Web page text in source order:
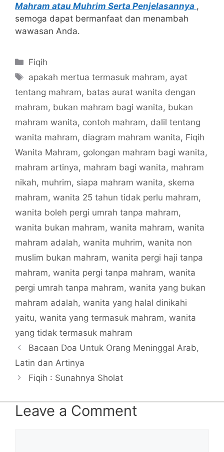
Mahram atau Muhrim Serta Penjelasannya ,
semoga dapat bermanfaat dan menambah
wawasan Anda.
Categories
Fiqih
Tags
apakah mertua termasuk mahram, ayat
tentang mahram, batas aurat wanita dengan
mahram, bukan mahram bagi wanita, bukan
mahram wanita, contoh mahram, dalil tentang
wanita mahram, diagram mahram wanita, Fiqih
Wanita Mahram, golongan mahram bagi wanita,
mahram artinya, mahram bagi wanita, mahram
nikah, muhrim, siapa mahram wanita, skema
mahram, wanita 25 tahun tidak perlu mahram,
wanita boleh pergi umrah tanpa mahram,
wanita bukan mahram, wanita mahram, wanita
mahram adalah, wanita muhrim, wanita non
muslim bukan mahram, wanita pergi haji tanpa
mahram, wanita pergi tanpa mahram, wanita
pergi umrah tanpa mahram, wanita yang bukan
mahram adalah, wanita yang halal dinikahi
yaitu, wanita yang termasuk mahram, wanita
yang tidak termasuk mahram
Bacaan Doa Untuk Orang Meninggal Arab,
Latin dan Artinya
Fiqih : Sunahnya Sholat
Leave a Comment